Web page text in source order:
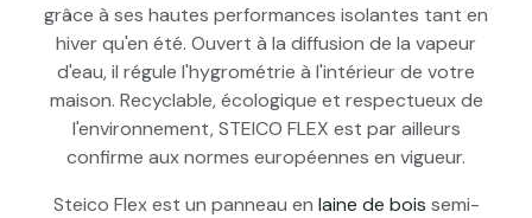
grâce à ses hautes performances isolantes tant en
hiver qu'en été. Ouvert à la diffusion de la vapeur
d'eau, il régule l'hygrométrie à l'intérieur de votre
maison. Recyclable, écologique et respectueux de
l'environnement, STEICO FLEX est par ailleurs
confirme aux normes européennes en vigueur.
Steico Flex est un panneau en laine de bois semi-